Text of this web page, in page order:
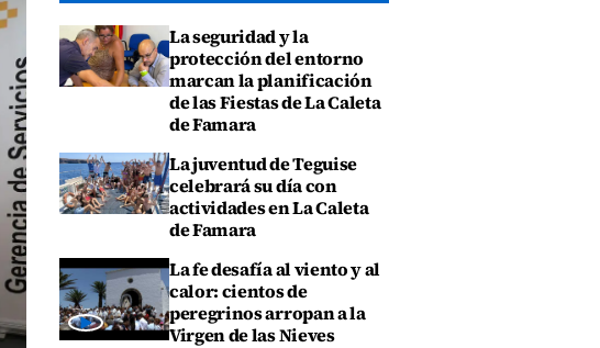
La seguridad y la
protección del entorno
marcan la planificación
de las Fiestas de La Caleta
de Famara
La juventud de Teguise
celebrará su día con
actividades en La Caleta
de Famara
La fe desafía al viento y al
calor: cientos de
peregrinos arropan a la
Virgen de las Nieves